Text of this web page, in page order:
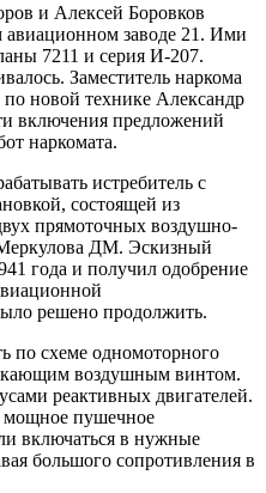
и Алексей Боровков
авиационном заводе 21. Ими
7211 и серия И-207.
Заместитель наркома
новой технике Александр
включения предложений
наркомата.
истребитель с
состоящей из
прямоточных воздушно-
ДМ. Эскизный
года и получил одобрение
решено продолжить.
по схеме одномоторного
воздушным винтом.
реактивных двигателей.
мощное пушечное
включаться в нужные
большого сопротивления в